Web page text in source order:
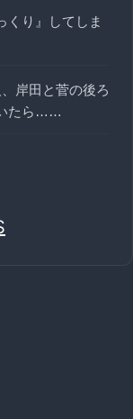
くり』してしま
岸田と菅の後ろ
たら……